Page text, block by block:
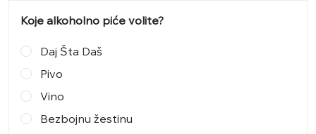
Koje alkoholno piće volite?
Daj Šta Daš
Pivo
Vino
Bezbojnu žestinu